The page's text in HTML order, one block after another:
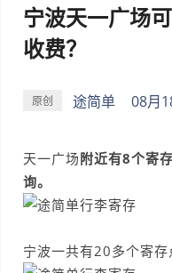
宁波天一广场
收费？
原创 途简单 08月
天一广场附近有8个寄
询。
宁波一共有20多个寄存